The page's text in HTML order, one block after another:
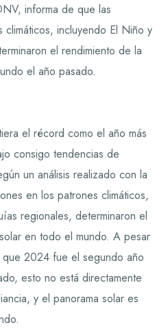
informa de que las
climáticos, incluyendo El Niño y
el rendimiento de la
el año pasado.
el récord como el año más
consigo tendencias de
un análisis realizado con la
en los patrones climáticos,
regionales, determinaron el
en todo el mundo. A pesar
2024 fue el segundo año
esto no está directamente
y el panorama solar es